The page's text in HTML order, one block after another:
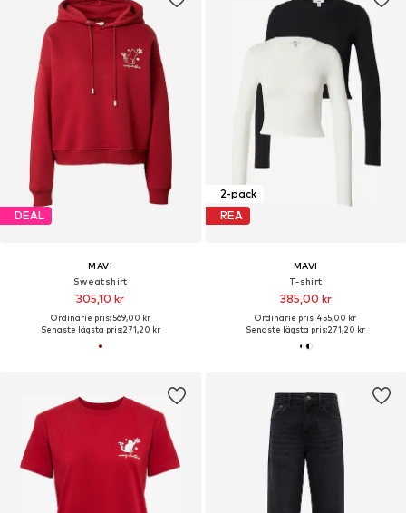
DEAL
MAVI
Sweatshirt
305,10 kr
Ordinarie pris: 569,00 kr
Senaste lägsta pris:271,20 kr
2-pack
REA
MAVI
T-shirt
385,00 kr
Ordinarie pris: 455,00 kr
Senaste lägsta pris:271,20 kr